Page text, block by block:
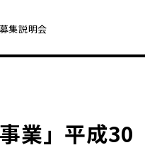
集説明会
業」平成30